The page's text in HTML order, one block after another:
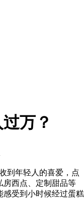
万？
年轻人的喜爱，点
房西点、定制甜品等
感受到小时候经过蛋糕